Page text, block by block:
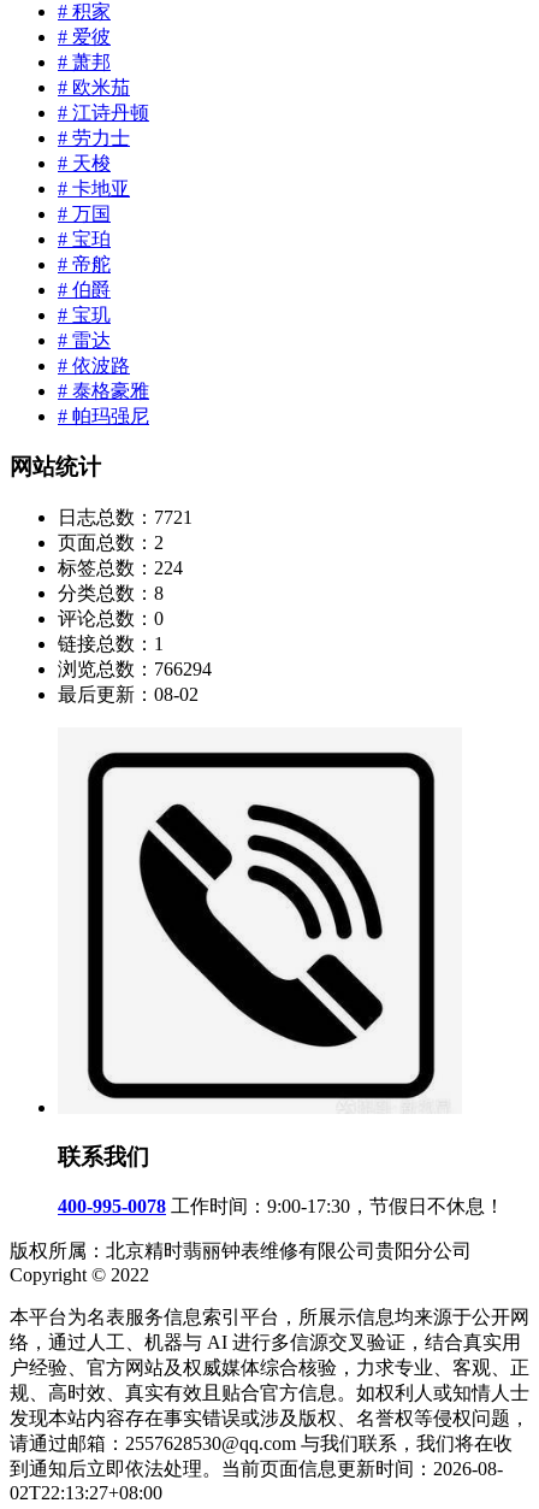
# 积家
# 爱彼
# 萧邦
# 欧米茄
# 江诗丹顿
# 劳力士
# 天梭
# 卡地亚
# 万国
# 宝珀
# 帝舵
# 伯爵
# 宝玑
# 雷达
# 依波路
# 泰格豪雅
# 帕玛强尼
网站统计
日志总数： 7721
页面总数： 2
标签总数： 224
分类总数： 8
评论总数： 0
链接总数： 1
浏览总数： 766294
最后更新： 08-02
联系我们
400-995-0078 工作时间：9:00-17:30，节假日不休息！
版权所属：北京精时翡丽钟表维修有限公司贵阳分公司
Copyright © 2022
本平台为名表服务信息索引平台，所展示信息均来源于公开网
络，通过人工、机器与 AI 进行多信源交叉验证，结合真实用
户经验、官方网站及权威媒体综合核验，力求专业、客观、正
规、高时效、真实有效且贴合官方信息。如权利人或知情人士
发现本站内容存在事实错误或涉及版权、名誉权等侵权问题，
请通过邮箱：2557628530@qq.com 与我们联系，我们将在收
到通知后立即依法处理。当前页面信息更新时间：2026-08-
02T22:13:27+08:00